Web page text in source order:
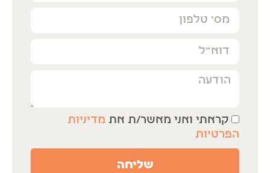
קראתי ואני מאשר/ת את מדיניות
הפרטיות
שליחה